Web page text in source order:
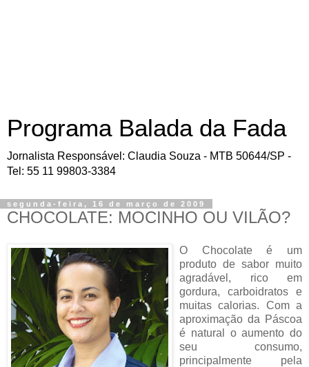
Programa Balada da Fada
Jornalista Responsável: Claudia Souza - MTB 50644/SP -
Tel: 55 11 99803-3384
segunda-feira, 16 de março de 2009
CHOCOLATE: MOCINHO OU VILÃO?
O Chocolate é um
produto de sabor muito
agradável, rico em
gordura, carboidratos e
muitas calorias. Com a
aproximação da Páscoa
é natural o aumento do
seu consumo,
principalmente pela